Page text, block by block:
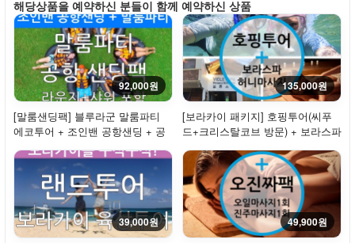
해당상품을 예약하신 분들이 함께 예약하신 상품
92,000원
[말룸샌딩팩] 블루라군 말룸파티
에코투어 + 조인밴 공항샌딩 + 공
항라운지(샤...
135,000원
[보라카이 패키지] 호핑투어(씨푸
드+크리스탈코브 방문) + 보라스파
꿀마사지
39,000원 49,900원